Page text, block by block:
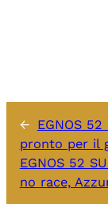
← EGNOS
pronto per il
EGNOS 52
no race,